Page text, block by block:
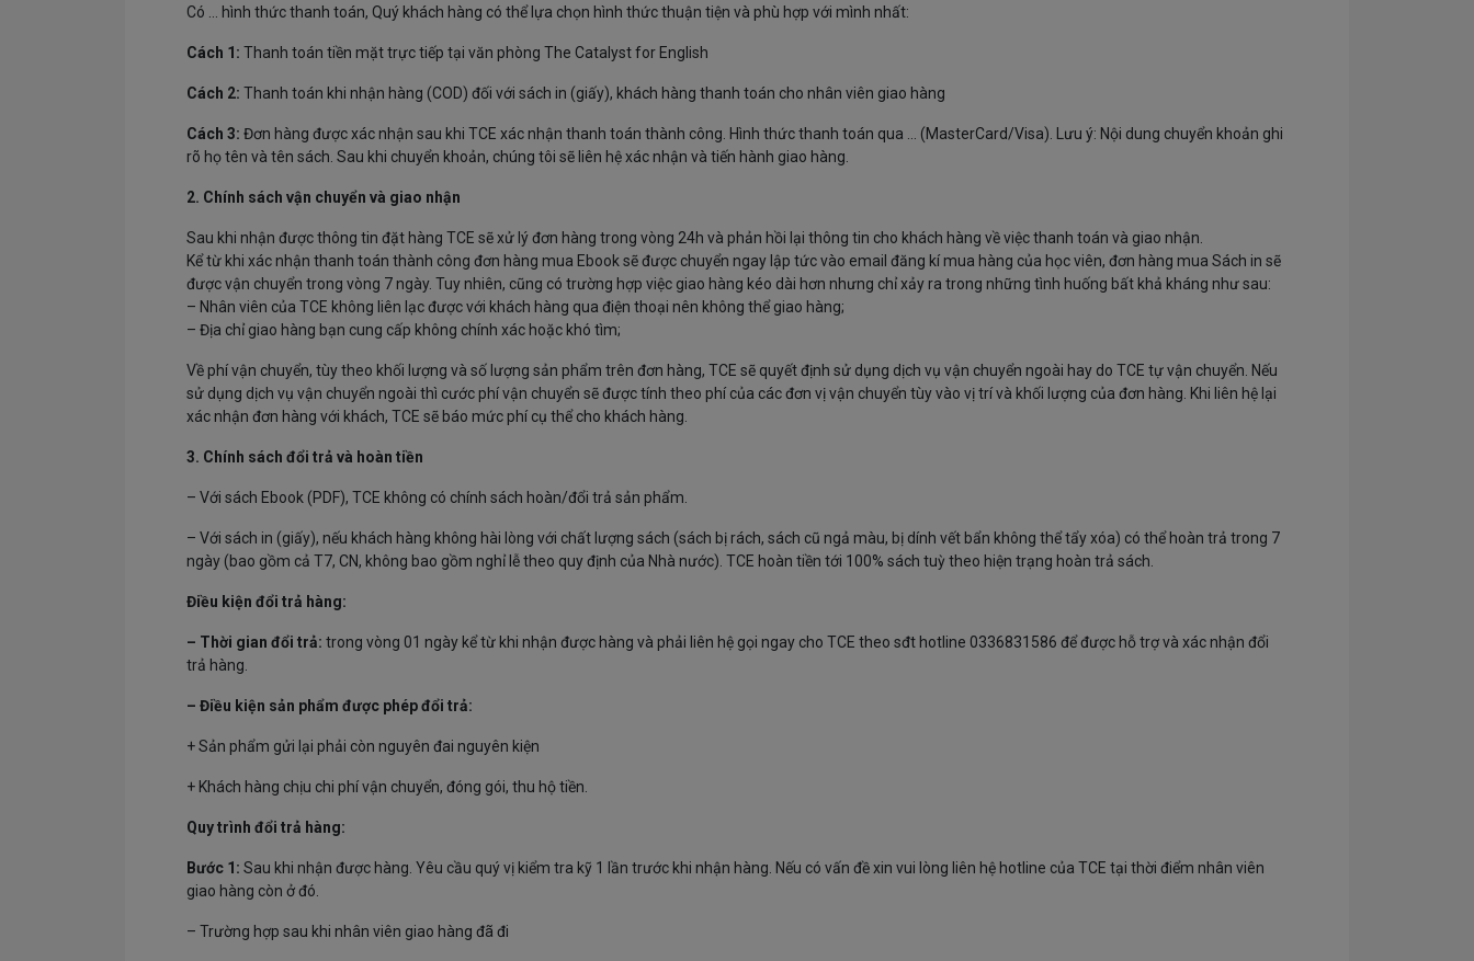
Có ... hình thức thanh toán, Quý khách hàng có thể lựa chọn hình thức thuận tiện và phù hợp với mình nhất:
Cách 1: Thanh toán tiền mặt trực tiếp tại văn phòng The Catalyst for English
Cách 2: Thanh toán khi nhận hàng (COD) đối với sách in (giấy), khách hàng thanh toán cho nhân viên giao hàng
Cách 3: Đơn hàng được xác nhận sau khi TCE xác nhận thanh toán thành công. Hình thức thanh toán qua ... (MasterCard/Visa). Lưu ý: Nội dung chuyển khoản ghi
rõ họ tên và tên sách. Sau khi chuyển khoản, chúng tôi sẽ liên hệ xác nhận và tiến hành giao hàng.
2. Chính sách vận chuyển và giao nhận
Sau khi nhận được thông tin đặt hàng TCE sẽ xử lý đơn hàng trong vòng 24h và phản hồi lại thông tin cho khách hàng về việc thanh toán và giao nhận.
Kể từ khi xác nhận thanh toán thành công đơn hàng mua Ebook sẽ được chuyển ngay lập tức vào email đăng kí mua hàng của học viên, đơn hàng mua Sách in sẽ
được vận chuyển trong vòng 7 ngày. Tuy nhiên, cũng có trường hợp việc giao hàng kéo dài hơn nhưng chỉ xảy ra trong những tình huống bất khả kháng như sau:
– Nhân viên của TCE không liên lạc được với khách hàng qua điện thoại nên không thể giao hàng;
– Địa chỉ giao hàng bạn cung cấp không chính xác hoặc khó tìm;
Về phí vận chuyển, tùy theo khối lượng và số lượng sản phẩm trên đơn hàng, TCE sẽ quyết định sử dụng dịch vụ vận chuyển ngoài hay do TCE tự vận chuyển. Nếu
sử dụng dịch vụ vận chuyển ngoài thì cước phí vận chuyển sẽ được tính theo phí của các đơn vị vận chuyển tùy vào vị trí và khối lượng của đơn hàng. Khi liên hệ lại
xác nhận đơn hàng với khách, TCE sẽ báo mức phí cụ thể cho khách hàng.
3. Chính sách đổi trả và hoàn tiền
– Với sách Ebook (PDF), TCE không có chính sách hoàn/đổi trả sản phẩm.
– Với sách in (giấy), nếu khách hàng không hài lòng với chất lượng sách (sách bị rách, sách cũ ngả màu, bị dính vết bẩn không thể tẩy xóa) có thể hoàn trả trong 7
ngày (bao gồm cả T7, CN, không bao gồm nghỉ lễ theo quy định của Nhà nước). TCE hoàn tiền tới 100% sách tuỳ theo hiện trạng hoàn trả sách.
Điều kiện đổi trả hàng:
– Thời gian đổi trả: trong vòng 01 ngày kể từ khi nhận được hàng và phải liên hệ gọi ngay cho TCE theo sđt hotline 0336831586 để được hỗ trợ và xác nhận đổi
trả hàng.
– Điều kiện sản phẩm được phép đổi trả:
+ Sản phẩm gửi lại phải còn nguyên đai nguyên kiện
+ Khách hàng chịu chi phí vận chuyển, đóng gói, thu hộ tiền.
Quy trình đổi trả hàng:
Bước 1: Sau khi nhận được hàng. Yêu cầu quý vị kiểm tra kỹ 1 lần trước khi nhận hàng. Nếu có vấn đề xin vui lòng liên hệ hotline của TCE tại thời điểm nhân viên
giao hàng còn ở đó.
– Trường hợp sau khi nhân viên giao hàng đã đi